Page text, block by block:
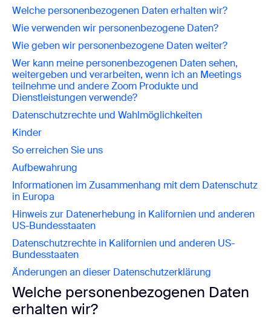
Welche personenbezogenen Daten erhalten wir?
Wie verwenden wir personenbezogene Daten?
Wie geben wir personenbezogene Daten weiter?
Wer kann meine personenbezogenen Daten sehen,
weitergeben und verarbeiten, wenn ich an Meetings
teilnehme und andere Zoom Produkte und
Dienstleistungen verwende?
Datenschutzrechte und Wahlmöglichkeiten
Kinder
So erreichen Sie uns
Aufbewahrung
Informationen im Zusammenhang mit dem Datenschutz
in Europa
Hinweis zur Datenerhebung in Kalifornien und anderen
US-Bundesstaaten
Datenschutzrechte in Kalifornien und anderen US-
Bundesstaaten
Änderungen an dieser Datenschutzerklärung
Welche personenbezogenen Daten
erhalten wir?